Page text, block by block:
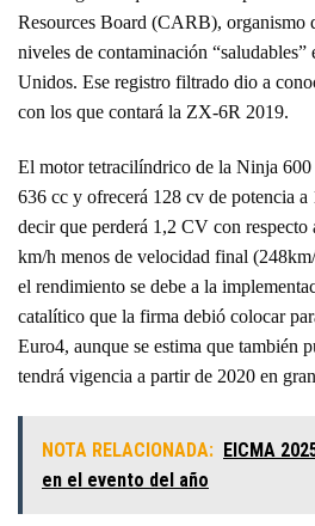
Resources Board (CARB), organismo
niveles de contaminación
Unidos. Ese registro filtrado dio a
con los que contará la ZX-6R 2019.
El motor tetracilíndrico de la Ninja 600
636 cc y ofrecerá 128 cv de potencia
decir que perderá 1,2 CV con respecto
km/h menos de velocidad final
el rendimiento se debe a la
catalítico que la firma debió colocar
Euro4, aunque se estima que también
tendrá vigencia a partir de 2020 en
NOTA RELACIONADA: EICMA
en el evento del año